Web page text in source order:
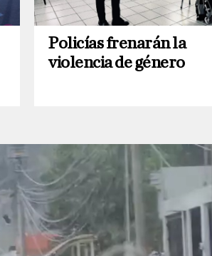
Policías frenarán la
violencia de género